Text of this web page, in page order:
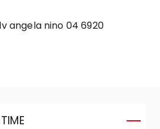
angela nino 04 6920